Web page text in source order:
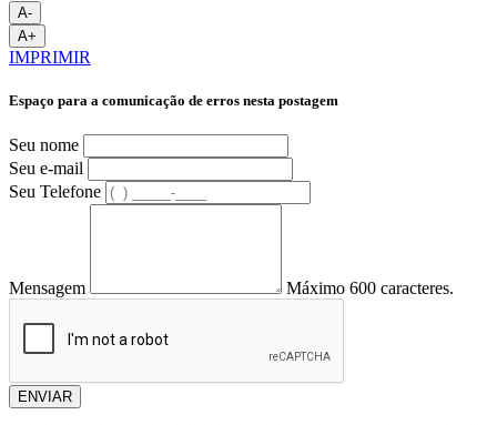
A-
A+
IMPRIMIR
Espaço para a comunicação de erros nesta postagem
Seu nome
Seu e-mail
Seu Telefone
Mensagem Máximo 600 caracteres.
ENVIAR